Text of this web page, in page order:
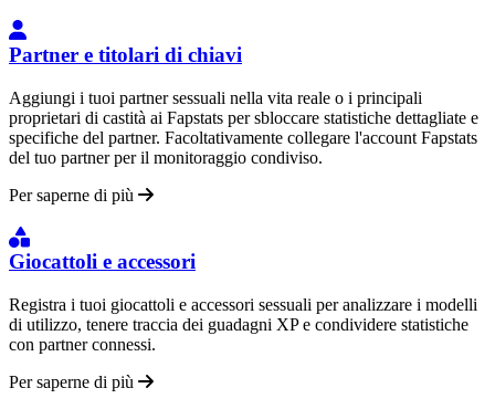
Partner e titolari di chiavi
Aggiungi i tuoi partner sessuali nella vita reale o i principali
proprietari di castità ai Fapstats per sbloccare statistiche dettagliate e
specifiche del partner. Facoltativamente collegare l'account Fapstats
del tuo partner per il monitoraggio condiviso.
Per saperne di più
Giocattoli e accessori
Registra i tuoi giocattoli e accessori sessuali per analizzare i modelli
di utilizzo, tenere traccia dei guadagni XP e condividere statistiche
con partner connessi.
Per saperne di più